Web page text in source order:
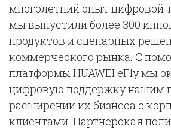
многолетний опыт цифровой
мы выпустили более 300
продуктов и сценарных
коммерческого рынка. С
платформы HUAWEI eFly мы
цифровую поддержку нашим
расширении их бизнеса с
клиентами. Партнерская